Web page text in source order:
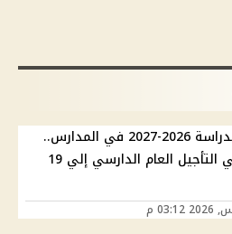
موعد بدء الدراسة 2026-2027 في المدارس..
التعليم ينفي التأجيل العام الدارسي إلي 19